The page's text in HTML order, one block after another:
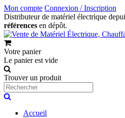
Mon compte Connexion / Inscription
Distributeur de matériel électrique
références en dépôt.
Votre panier
Le panier est vide
Trouver un produit
Accueil